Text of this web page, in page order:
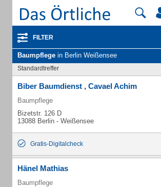
FILTER
Baumpflege in Berlin Weißensee
Standardtreffer
Biber Baumdienst , Cavael Achim
Baumpflege
Bizetstr. 126 D
13088 Berlin - Weißensee
Gratis-Digitalcheck
Hänel Mathias
Baumpflege